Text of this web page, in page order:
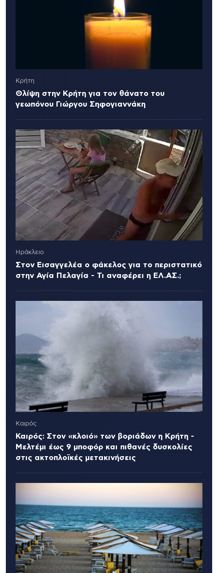
Κρήτη
Θλίψη στην Κρήτη για τον θάνατο του
γεωπόνου Γιώργου Σηφογιαννάκη
Ηράκλειο
Στον Εισαγγελέα ο φάκελος για το περιστατικό
στην Αγία Πελαγία - Τι αναφέρει η ΕΛ.ΑΣ.;
Καιρός
Καιρός: Στον «κλοιό» των βοριάδων η Κρήτη -
Μελτέμι έως 9 μποφόρ και πιθανές δυσκολίες
στις ακτοπλοϊκές μετακινήσεις